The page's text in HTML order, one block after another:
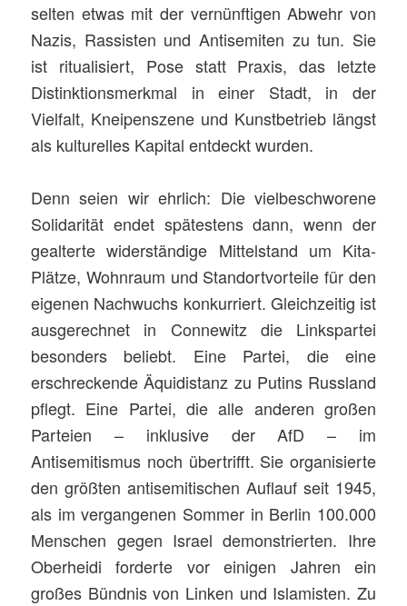
selten etwas mit der vernünftigen Abwehr von
Nazis, Rassisten und Antisemiten zu tun. Sie
ist ritualisiert, Pose statt Praxis, das letzte
Distinktionsmerkmal in einer Stadt, in der
Vielfalt, Kneipenszene und Kunstbetrieb längst
als kulturelles Kapital entdeckt wurden.
Denn seien wir ehrlich: Die vielbeschworene
Solidarität endet spätestens dann, wenn der
gealterte widerständige Mittelstand um Kita-
Plätze, Wohnraum und Standortvorteile für den
eigenen Nachwuchs konkurriert. Gleichzeitig ist
ausgerechnet in Connewitz die Linkspartei
besonders beliebt. Eine Partei, die eine
erschreckende Äquidistanz zu Putins Russland
pflegt. Eine Partei, die alle anderen großen
Parteien – inklusive der AfD – im
Antisemitismus noch übertrifft. Sie organisierte
den größten antisemitischen Auflauf seit 1945,
als im vergangenen Sommer in Berlin 100.000
Menschen gegen Israel demonstrierten. Ihre
Oberheidi forderte vor einigen Jahren ein
großes Bündnis von Linken und Islamisten. Zu